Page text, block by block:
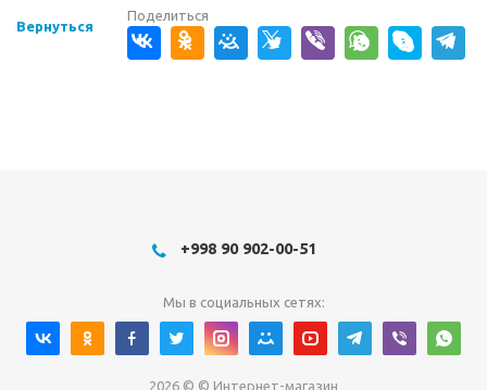
Вернуться
Поделиться
+998 90 902-00-51
Мы в социальных сетях:
2026 © © Интернет-магазин